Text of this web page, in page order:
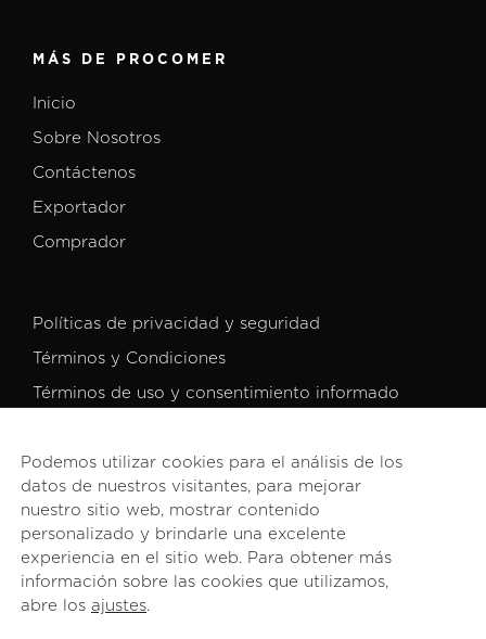
MÁS DE PROCOMER
Inicio
Sobre Nosotros
Contáctenos
Exportador
Comprador
Políticas de privacidad y seguridad
Términos y Condiciones
Términos de uso y consentimiento informado
© 2026 PROCOMER. Todos los derechos reservados.
Podemos utilizar cookies para el análisis de los
datos de nuestros visitantes, para mejorar
nuestro sitio web, mostrar contenido
personalizado y brindarle una excelente
experiencia en el sitio web. Para obtener más
información sobre las cookies que utilizamos,
abre los ajustes.